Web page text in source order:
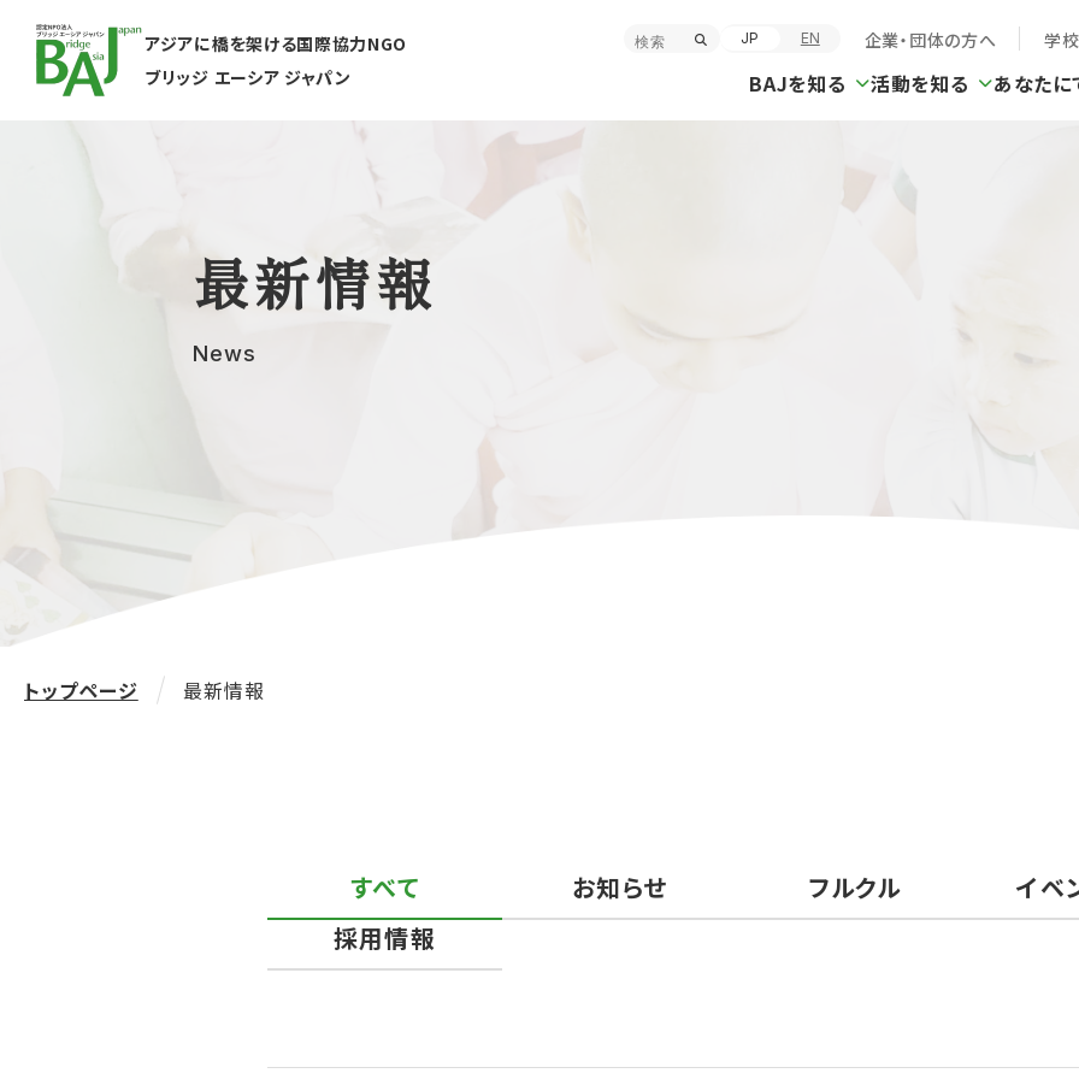
アジアに橋を架ける国際協力NGO
ブリッジ エーシア ジャパン
JP EN 企業・団体の方へ 学
BAJを知る 活動を知る あなたに
最新情報
News
トップページ 最新情報
すべて お知らせ フルクル
イベ
採用情報